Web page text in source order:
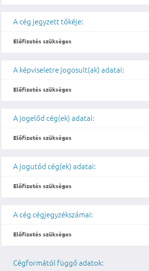
A cég jegyzett tőkéje:
Előfizetés szükséges
A képviseletre jogosult(ak) adatai:
Előfizetés szükséges
A jogelőd cég(ek) adatai:
Előfizetés szükséges
A jogutód cég(ek) adatai:
Előfizetés szükséges
A cég cégjegyzékszámai:
Előfizetés szükséges
Cégformától függő adatok: